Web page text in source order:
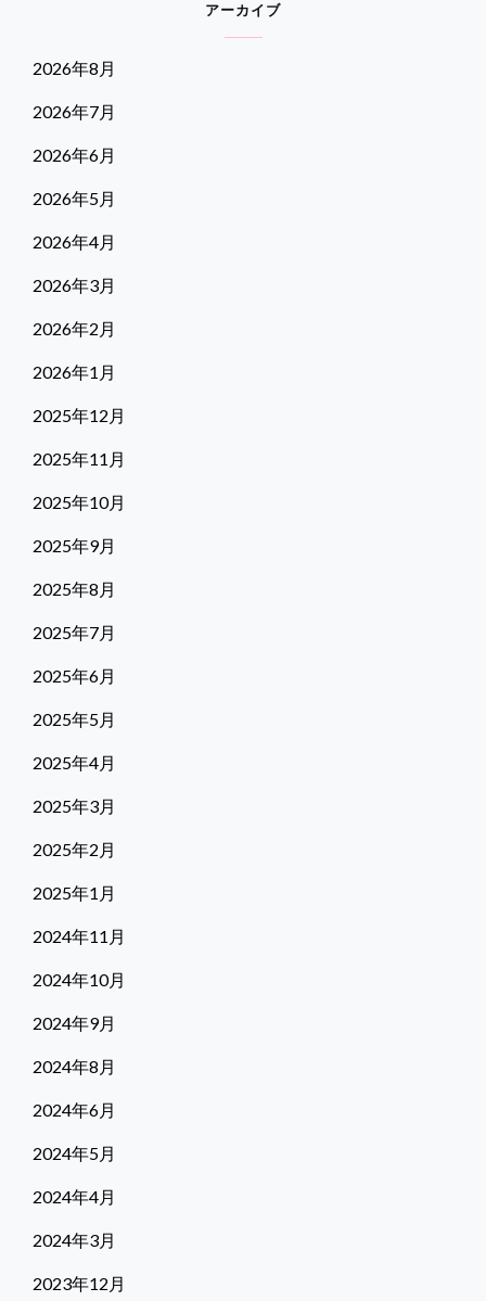
アーカイブ
2026年8月
2026年7月
2026年6月
2026年5月
2026年4月
2026年3月
2026年2月
2026年1月
2025年12月
2025年11月
2025年10月
2025年9月
2025年8月
2025年7月
2025年6月
2025年5月
2025年4月
2025年3月
2025年2月
2025年1月
2024年11月
2024年10月
2024年9月
2024年8月
2024年6月
2024年5月
2024年4月
2024年3月
2023年12月